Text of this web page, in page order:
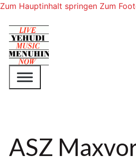
Zum Hauptinhalt springen Zum
ASZ